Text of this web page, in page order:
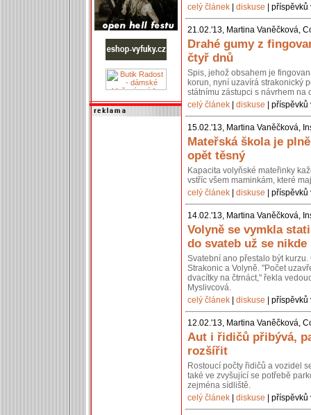
celý článek
diskuse |
21.02.'13, Martina Vaněčková,
Drahé gumy z
čtyř dnů
Spis, jehož obsahem je
korun, nyní uzavírá strakonický
státnímu zástupci s návrhem na
celý článek
diskuse |
15.02.'13, Martina Vaněčková,
Mateřská škola je
opět těsný
Kapacita volyňské mateřinky
vstříc všem maminkám, které
celý článek
diskuse |
14.02.'13, Martina Vaněčková,
Volyně se vymkla
do svateb už se nikde
Svatební ano přestalo být
Strakonic a Volyně. "Počet
dvacítky na čtrnáct," řekla
Myslivcová.
celý článek
diskuse |
12.02.'13, Martina Vaněčková,
Aut i řidičů přibývá,
rozšířit
Rostoucí počty řidičů a vozidel
také ve zvyšující se potřebě
zejména sídliště.
celý článek
diskuse |